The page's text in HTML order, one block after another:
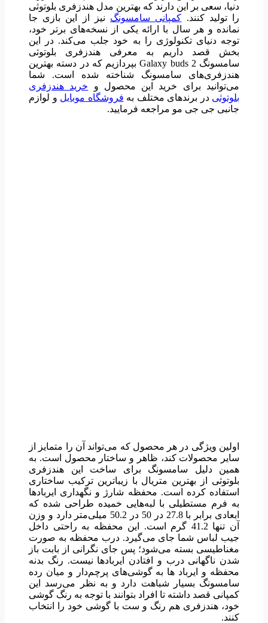
دنیا، سعی بر این دارند که بهترین مدل هندزفری بلوتوثی
را تولید کنند. کمپانی سامسونگ نیز از این بازی جا
نمانده و هر سال با ارائه یکی از نسخه‌های برتر خود،
توجه دنیای تکنولوژی را به خود جلب می‌کند. در این
بخش قصد داریم به معرفی هندزفری بلوتوثی
سامسونگ Galaxy buds 2 بپردازیم که در دسته بهترین
هندزفری‌های سامسونگ شناخته شده است. شما
می‌توانید برای خرید این محصول و خرید هندزفری
بلوتوثی در برندهای مختلف به فروشگاه موبایل و لوازم
جانبی جی جی مو مراجعه فرمایید.
اولین ویژگی در هر محصول که می‌تواند آن را متمایز از
سایر محصولات کند، ظاهر و ساختار محصول است. به
همین دلیل سامسونگ برای ساخت این هندزفری
بلوتوثی از بهترین متریال با زیباترین ترکیب ساختاری
استفاده کرده است. محفظه شارژ و نگهداری ایربادها
به فرم مستطیلی با لبه‌هایی خمیده طراحی شده که
ابعادی برابر با 27.8 در 50 در 50.2 میلی‌متر دارد و وزن
آن تنها 41.2 گرم است. این محفظه به راحتی داخل
جیب لباس شما جای می‌گیرد. درب محفظه به صورت
مغناطیسی بسته می‌شود؛ پس جای نگرانی از بابت باز
شدن ناگهانی درب و افتادن ایربادها نیست. رنگ بدنه
محفظه و ایرباد ها به گوشی‌های پرچم‌دار و میان رده
سامسونگ بسیار شباهت دارد و به نظر می‌رسد این
کمپانی قصد داشته تا افراد بتوانند با توجه به رنگ گوشی
خود، هندزفری هم رنگ و ست با گوشی خود را انتخاب
کنند.